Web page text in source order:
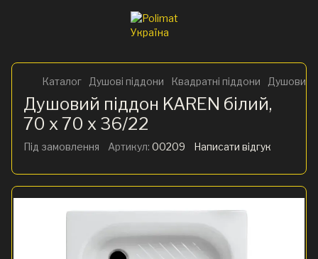
Каталог Душові піддони Квадратні піддони Душовий
Душовий піддон KAREN білий,
70 x 70 x 36/22
Під замовлення Артикул: 00209 Написати відгук